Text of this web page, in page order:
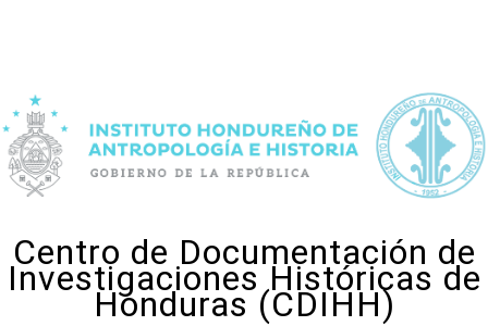
Centro de Documentación de
Investigaciones Históricas de
Honduras (CDIHH)